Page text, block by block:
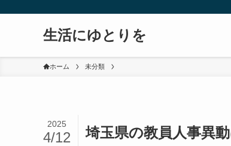
生活にゆとりを
ホーム 未分類
埼玉県の教員人事異
2025
4/12